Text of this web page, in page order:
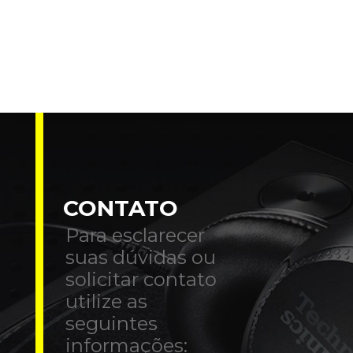
CONTATO
Para esclarecer
suas dúvidas ou
solicitar contato
utilize as
seguintes
informações: